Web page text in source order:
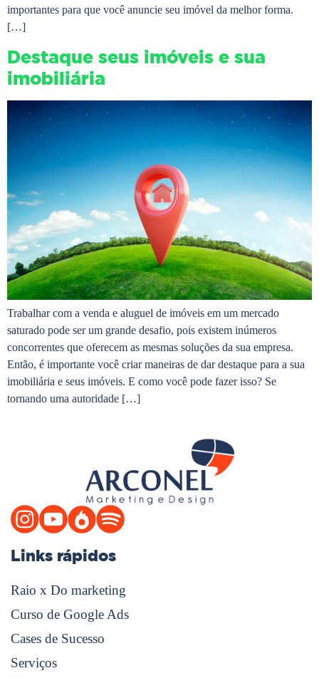
importantes para que você anuncie seu imóvel da melhor forma.
[…]
Destaque seus imóveis e sua
imobiliária
Trabalhar com a venda e aluguel de imóveis em um mercado
saturado pode ser um grande desafio, pois existem inúmeros
concorrentes que oferecem as mesmas soluções da sua empresa.
Então, é importante você criar maneiras de dar destaque para a sua
imobiliária e seus imóveis. E como você pode fazer isso? Se
tornando uma autoridade […]
Links rápidos
Raio x Do marketing
Curso de Google Ads
Cases de Sucesso
Serviços